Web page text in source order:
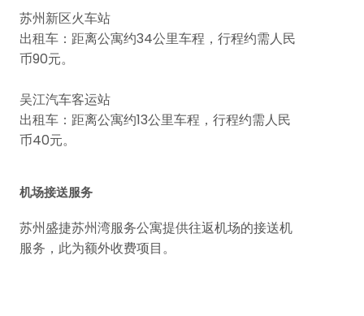
苏州新区火车站
出租车：距离公寓约34公里车程，行程约需人民
币90元。
吴江汽车客运站
出租车：距离公寓约13公里车程，行程约需人民
币40元。
机场接送服务
苏州盛捷苏州湾服务公寓提供往返机场的接送机
服务，此为额外收费项目。